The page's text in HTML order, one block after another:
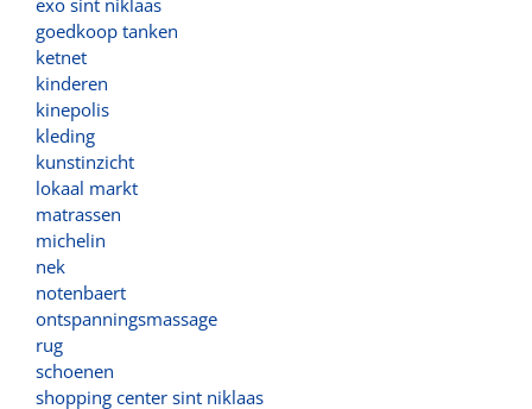
goedkoop tanken
ketnet
kinderen
kinepolis
kleding
kunstinzicht
lokaal markt
matrassen
michelin
nek
notenbaert
ontspanningsmassage
rug
schoenen
shopping center sint niklaas